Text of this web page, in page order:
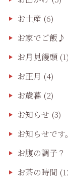
お土産 (6)
お家でご飯♪
お月見饅頭(1)
お正月 (4)
お歳暮 (2)
お知らせ (3)
お知らせです。
お腹の調子？
お茶の時間